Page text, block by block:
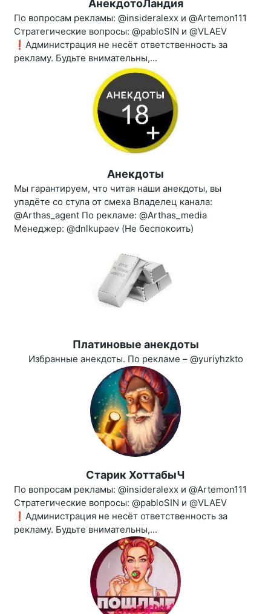
АнекдотоЛандия
По вопросам рекламы: @insideralexx и @Artemon111
Стратегические вопросы: @pabloSIN и @VLAEV
❗️Администрация не несёт ответственность за
рекламу. Будьте внимательны,...
Анекдоты
Мы гарантируем, что читая наши анекдоты, вы
упадёте со стула от смеха Владелец канала:
@Arthas_agent По рекламе: @Arthas_media
Менеджер: @dnlkupaev (Не беспокоить)
Платиновые анекдоты
Избранные анекдоты. По рекламе – @yuriyhzkto
Старик ХоттабыЧ
По вопросам рекламы: @insideralexx и @Artemon111
Стратегические вопросы: @pabloSIN и @VLAEV
❗️Администрация не несёт ответственность за
рекламу. Будьте внимательны,...